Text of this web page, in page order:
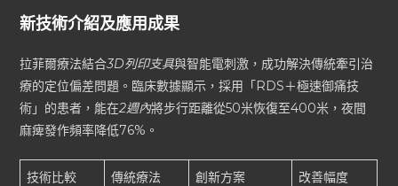
新技術介紹及應用成果
拉菲爾療法結合3D列印支具與智能電刺激，成功解決傳統牽引治
療的定位偏差問題。臨床數據顯示，採用「RDS＋極速御痛技
術」的患者，能在2週內將步行距離從50米恢復至400米，夜間
麻痺發作頻率降低76%。
技術比較 傳統療法 創新方案 改善幅度